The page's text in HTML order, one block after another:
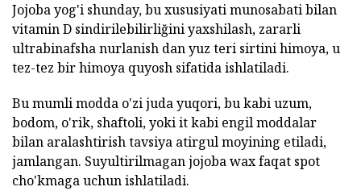
Jojoba yog'i shunday, bu xususiyati munosabati bilan
vitamin D sindirilebilirliğini yaxshilash, zararli
ultrabinafsha nurlanish dan yuz teri sirtini himoya, u
tez-tez bir himoya quyosh sifatida ishlatiladi.
Bu mumli modda o'zi juda yuqori, bu kabi uzum,
bodom, o'rik, shaftoli, yoki it kabi engil moddalar
bilan aralashtirish tavsiya atirgul moyining etiladi,
jamlangan. Suyultirilmagan jojoba wax faqat spot
cho'kmaga uchun ishlatiladi.